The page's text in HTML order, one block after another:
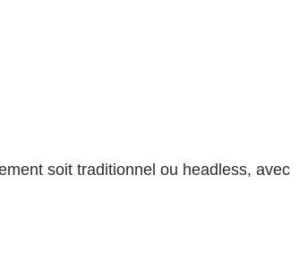
soit traditionnel ou headless, avec